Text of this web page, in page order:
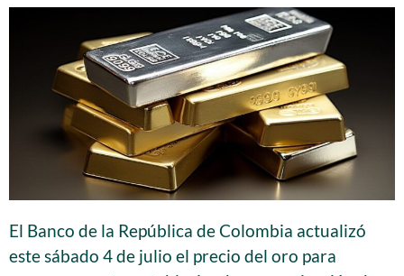
El Banco de la República de Colombia actualizó
este sábado 4 de julio el precio del oro para